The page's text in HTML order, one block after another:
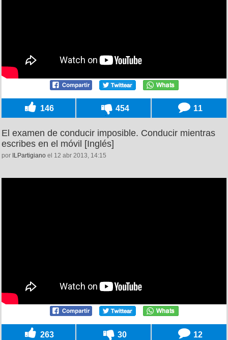
146 454 11
El examen de conducir imposible. Conducir mientras
escribes en el móvil [Inglés]
por ILPartigiano el 12 abr 2013, 14:15
263 30 12